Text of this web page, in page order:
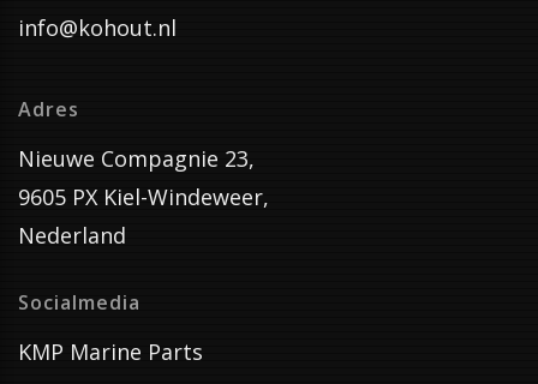
info@kohout.nl
Adres
Nieuwe Compagnie 23,
9605 PX Kiel-Windeweer,
Nederland
Socialmedia
KMP Marine Parts